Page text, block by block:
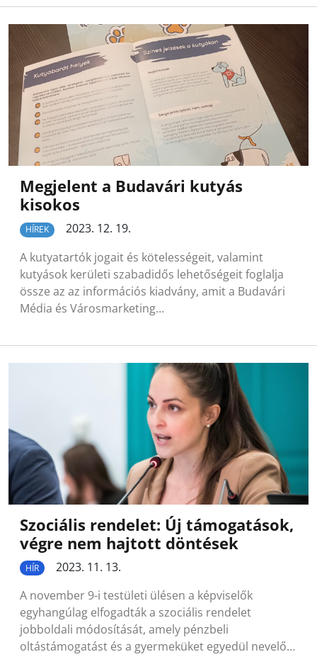
Megjelent a Budavári kutyás
kisokos
HÍREK
2023. 12. 19.
A kutyatartók jogait és kötelességeit, valamint
kutyások kerületi szabadidős lehetőségeit foglalja
össze az az információs kiadvány, amit a Budavári
Média és Városmarketing…
Szociális rendelet: Új támogatások,
végre nem hajtott döntések
HÍR
2023. 11. 13.
A november 9-i testületi ülésen a képviselők
egyhangúlag elfogadták a szociális rendelet
jobboldali módosítását, amely pénzbeli
oltástámogatást és a gyermeküket egyedül nevelő…